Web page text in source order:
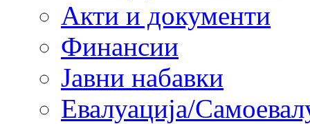
Акти и документи
Финансии
Јавни набавки
Евалуација/